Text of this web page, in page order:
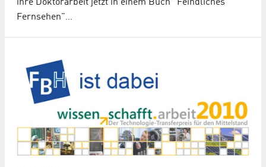
ihre Doktorarbeit jetzt in einem Buch "Feindliches
Fernsehen"…